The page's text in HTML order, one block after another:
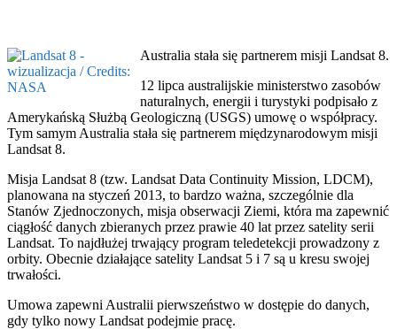
Australia stała się partnerem misji Landsat 8.
12 lipca australijskie ministerstwo zasobów
naturalnych, energii i turystyki podpisało z
Amerykańską Służbą Geologiczną (USGS) umowę o współpracy.
Tym samym Australia stała się partnerem międzynarodowym misji
Landsat 8.
Misja Landsat 8 (tzw. Landsat Data Continuity Mission, LDCM),
planowana na styczeń 2013, to bardzo ważna, szczególnie dla
Stanów Zjednoczonych, misja obserwacji Ziemi, która ma zapewnić
ciągłość danych zbieranych przez prawie 40 lat przez satelity serii
Landsat. To najdłużej trwający program teledetekcji prowadzony z
orbity. Obecnie działające satelity Landsat 5 i 7 są u kresu swojej
trwałości.
Umowa zapewni Australii pierwszeństwo w dostępie do danych,
gdy tylko nowy Landsat podejmie pracę.